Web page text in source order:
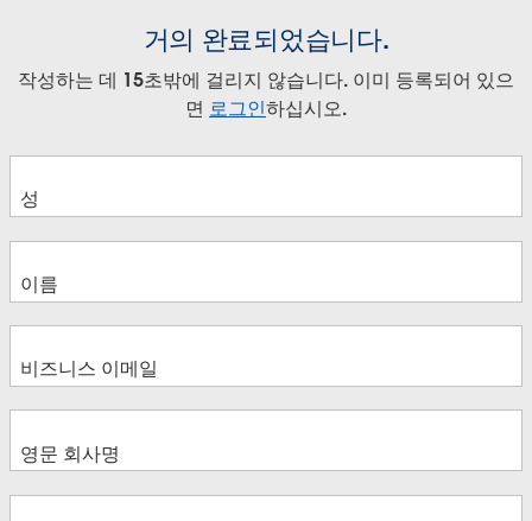
거의 완료되었습니다.
작성하는 데 15초밖에 걸리지 않습니다. 이미 등록되어 있으
면 로그인하십시오.